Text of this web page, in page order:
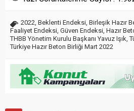
2022 Beklenti Endeksi Birleşik Hazır
Faaliyet Endeksi Güven Endeksi Hazır
THBB Yönetim Kurulu Başkanı Yavuz Işık ,
Türkiye Hazır Beton Birliği Mart 2022